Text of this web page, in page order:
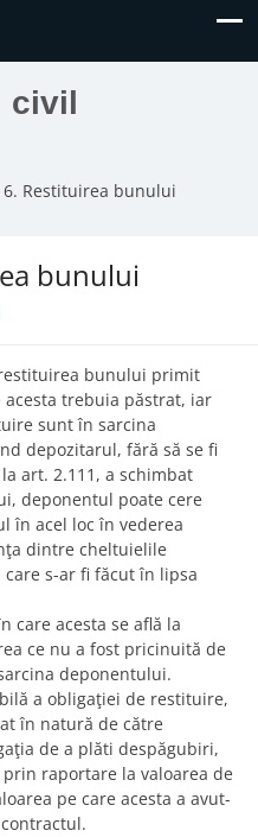
civil
Restituirea bunului
bunului
bunului primit
trebuia păstrat, iar
sunt în sarcina
depozitarul, fără să se fi
art. 2.111, a schimbat
deponentul poate cere
în acel loc în vederea
dintre cheltuielile
s-ar fi făcut în lipsa
care acesta se află la
ce nu a fost pricinuită de
deponentului.
a obligaţiei de restituire,
în natură de către
de a plăti despăgubiri,
raportare la valoarea de
pe care acesta a avut-